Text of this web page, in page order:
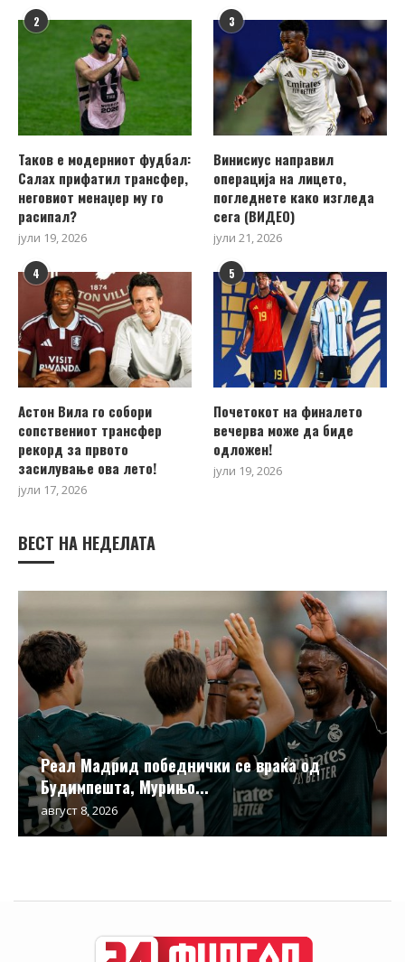
2
Таков е модерниот фудбал:
Салах прифатил трансфер,
неговиот менаџер му го
расипал?
јули 19, 2026
3
Винисиус направил
операција на лицето,
погледнете како изгледа
сега (ВИДЕО)
јули 21, 2026
4
Астон Вила го собори
сопствениот трансфер
рекорд за првото
засилување ова лето!
јули 17, 2026
5
Почетокот на финалето
вечерва може да биде
одложен!
јули 19, 2026
ВЕСТ НА НЕДЕЛАТА
Реал Мадрид победнички се враќа од
Будимпешта, Мурињо...
август 8, 2026